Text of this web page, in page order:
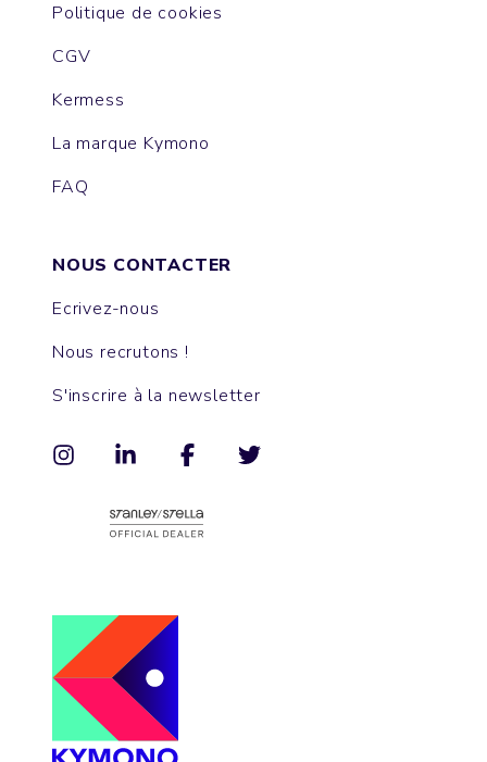
Politique de cookies
CGV
Kermess
La marque Kymono
FAQ
NOUS CONTACTER
Ecrivez-nous
Nous recrutons !
S'inscrire à la newsletter